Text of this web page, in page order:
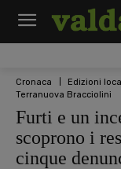
Cronaca Edizioni
Terranuova Bracciolini
Furti e un
scoprono i
cinque